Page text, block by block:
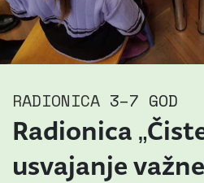
RADIONICA 3–7 GOD
Radionica
usvajanje